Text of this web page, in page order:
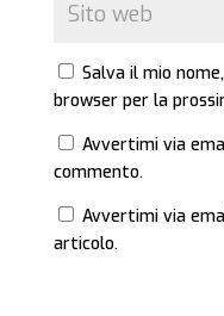
Salva il mio
browser per la
Avvertimi via
commento.
Avvertimi via
articolo.